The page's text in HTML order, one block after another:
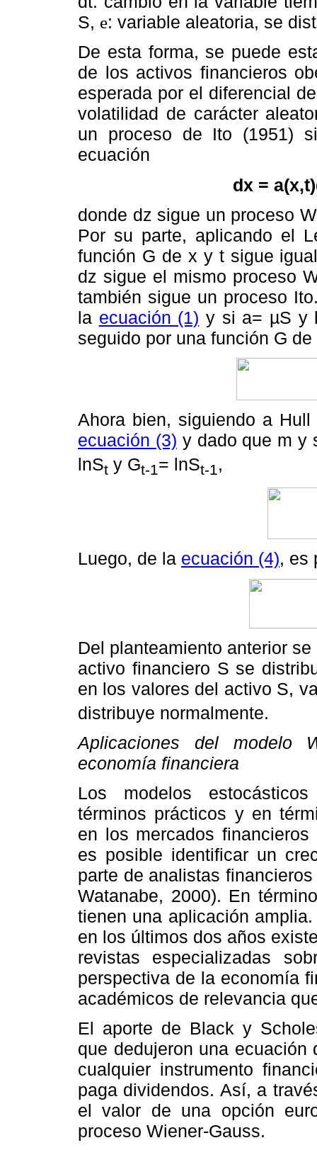
S, e: variable aleatoria, se
De esta forma, se puede
de los activos financieros
esperada por el diferencial
volatilidad de carácter
un proceso de Ito (1951)
ecuación
dx =
donde dz sigue un proceso
Por su parte, aplicando el
función G de x y t sigue
dz sigue el mismo proceso
también sigue un proceso
la ecuación (1) y si a= µS y
seguido por una función G de
Ahora bien, siguiendo a
ecuación (3) y dado que m y
lnSt y Gt-1= lnSt-1,
Luego, de la ecuación (4), es
Del planteamiento anterior
activo financiero S se
en los valores del activo S,
distribuye normalmente.
Aplicaciones del modelo
economía financiera
Los modelos
términos prácticos y en
en los mercados
es posible identificar un
parte de analistas
Watanabe, 2000). En
tienen una aplicación
en los últimos dos años
revistas especializadas
perspectiva de la economía
académicos de relevancia
El aporte de Black y
que dedujeron una
cualquier instrumento
paga dividendos. Así, a
el valor de una opción
proceso Wiener-Gauss.